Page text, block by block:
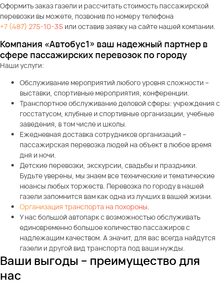
Оформить заказ газели и рассчитать стоимость пассажирской
перевозки вы можете, позвонив по номеру телефона
+7 (487) 275-10-35 или оставив заявку на сайте нашей компании.
Компания «Автобус1» ваш надежный партнер в
сфере пассажирских перевозок по городу
Наши услуги:
Обслуживание мероприятий любого уровня сложности –
выставки, спортивные мероприятия, конференции.
Транспортное обслуживание деловой сферы: учреждения с
госстатусом, клубные и спортивные организации, учебные
заведения, в том числе и школы.
Ежедневная доставка сотрудников организаций –
пассажирская перевозка людей на объект в любое время
дня и ночи.
Детские перевозки, экскурсии, свадьбы и праздники.
Будьте уверены, мы знаем все технические и тематические
нюансы любых торжеств. Перевозка по городу в нашей
газели запомнится вам как одна из лучших в вашей жизни.
Организация транспорта на похороны
У нас большой автопарк с возможностью обслуживать
единовременно большое количество пассажиров с
надлежащим качеством. А значит, для вас всегда найдутся
газели и другой вид транспорта под ваши нужды.
Ваши выгоды – преимущество для
нас